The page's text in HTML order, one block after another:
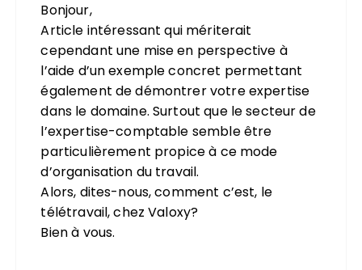
Bonjour,
Article intéressant qui mériterait
cependant une mise en perspective à
l’aide d’un exemple concret permettant
également de démontrer votre expertise
dans le domaine. Surtout que le secteur de
l’expertise-comptable semble être
particulièrement propice à ce mode
d’organisation du travail.
Alors, dites-nous, comment c’est, le
télétravail, chez Valoxy?
Bien à vous.